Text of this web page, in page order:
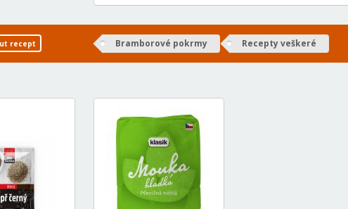
recept Bramborové pokrmy Recepty veškeré